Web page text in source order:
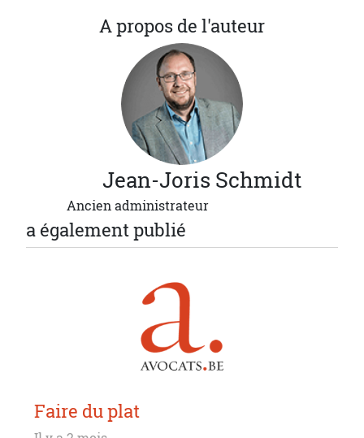
A propos de l'auteur
Jean-Joris Schmidt
Ancien administrateur
a également publié
Faire du plat